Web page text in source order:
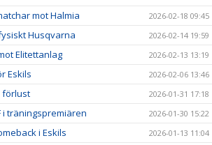
mot Halmia 2026-02-18 09:45
Husqvarna 2026-02-14 19:59
Elitettanlag 2026-02-13 13:19
Eskils 2026-02-06 13:46
förlust 2026-01-31 17:18
i träningspremiären 2026-01-30 15:22
i Eskils 2026-01-13 11:04